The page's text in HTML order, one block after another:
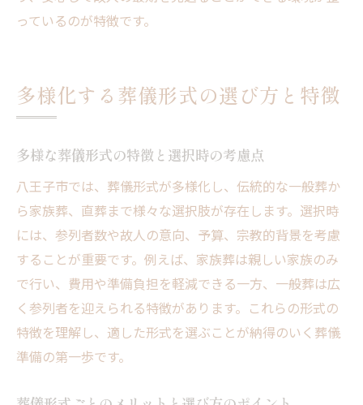
現場経験が裏付ける葬儀トラブル回避策
安心できる葬儀のための事前相談の重要性
葬儀に必要な主要手続きの流れと注意事項
葬儀後に必要な手続きと期限のチェックポ
イント
手続きの見落としを防ぐためのチェックリ
スト
納得できる葬儀のためのトラブル回避法
家族で共有したい葬儀後の重要な手続き
っているのが特徴です。
多様化する葬儀形式の選び方と特徴
多様な葬儀形式の特徴と選択時の考慮点
八王子市では、葬儀形式が多様化し、伝統的な一般葬か
ら家族葬、直葬まで様々な選択肢が存在します。選択時
には、参列者数や故人の意向、予算、宗教的背景を考慮
することが重要です。例えば、家族葬は親しい家族のみ
で行い、費用や準備負担を軽減できる一方、一般葬は広
く参列者を迎えられる特徴があります。これらの形式の
特徴を理解し、適した形式を選ぶことが納得のいく葬儀
準備の第一歩です。